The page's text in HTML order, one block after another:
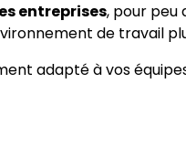
entreprises, pour peu
de travail
adapté à vos